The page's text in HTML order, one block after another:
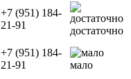
+7 (951) 184-
21-91
достаточно
+7 (951) 184-
21-91
мало